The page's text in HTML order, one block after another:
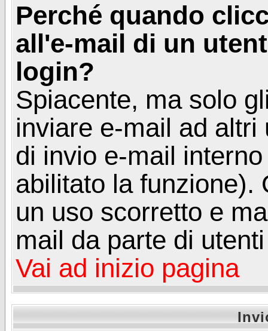
Perché quando
all'e-mail di un
login?
Spiacente, ma solo
inviare e-mail ad
di invio e-mail
abilitato la funzione).
un uso scorretto e
mail da parte di
Vai ad inizio pagina